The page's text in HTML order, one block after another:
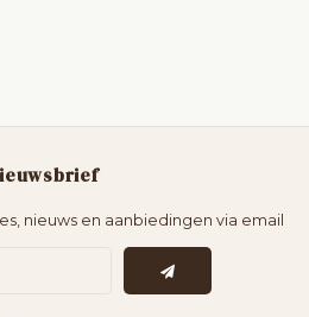
nieuws en aanbiedingen via email